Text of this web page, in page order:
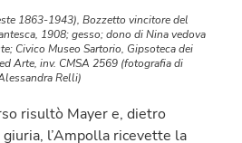
1863-1943), Bozzetto vincitore del
1908; gesso; dono di Nina vedova
Civico Museo Sartorio, Gipsoteca dei
Arte, inv. CMSA 2569 (fotografia di
Relli)
risultò Mayer e, dietro
l’Ampolla ricevette la